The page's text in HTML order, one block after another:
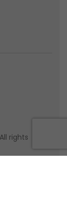
rights